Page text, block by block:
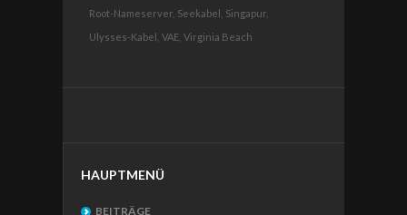
Root-Nameserver, Seekabel, Singapur,
Ulysses-Kabel, VAE, Virginia Beach
HAUPTMENÜ
BEITRÄGE